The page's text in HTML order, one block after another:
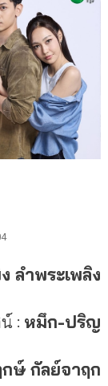
ลำพระเพลิง
: หมึก-ปริญ
กษ์ กัลย์จาฤก